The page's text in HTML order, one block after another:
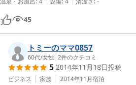
45
トミーのママ0857
60代/女性 |2件のクチコミ
5 2014年11月18日投稿
ビジネス 家族 2014年11月宿泊